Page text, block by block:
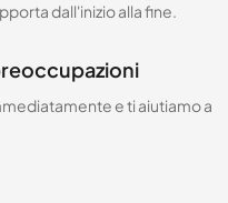
dall'inizio alla fine.
e ti aiutiamo a